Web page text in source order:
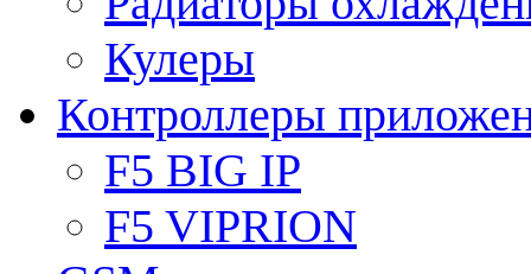
Кулеры
Контроллеры
F5 BIG IP
F5 VIPRION